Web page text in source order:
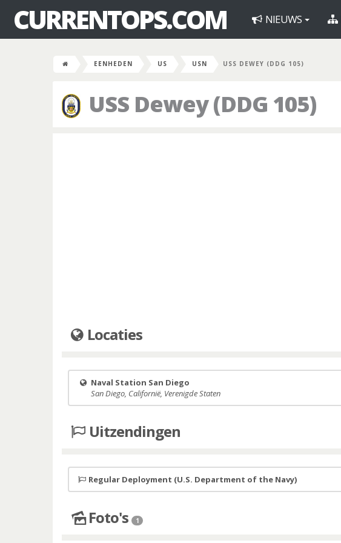
CURRENTOPS.COM NIEUWS
EENHEDEN US USN USS DEWEY (DDG 105)
USS Dewey (DDG 105)
Locaties
Naval Station San Diego
San Diego, Californië, Verenigde Staten
Uitzendingen
Regular Deployment (U.S. Department of the Navy)
Foto's 1